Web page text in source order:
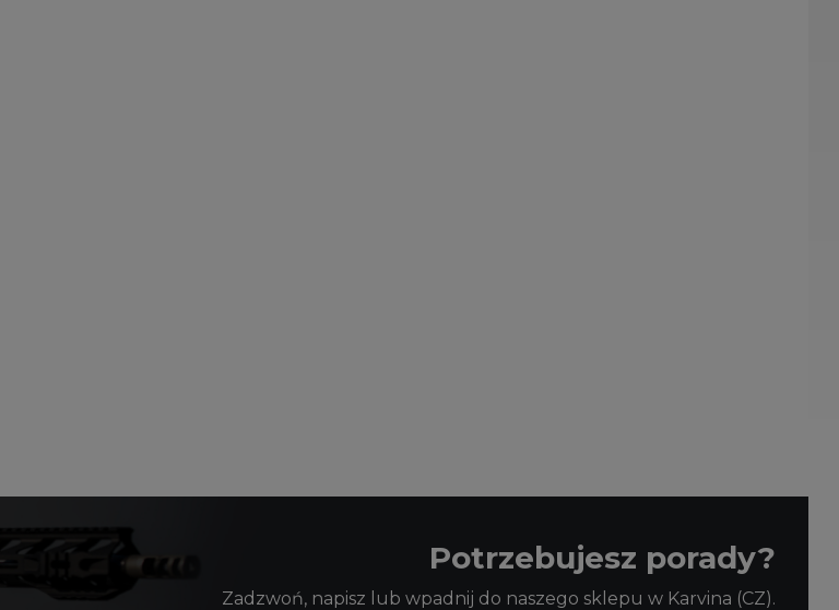
Potrzebujesz porady?
Zadzwoń, napisz lub wpadnij do naszego sklepu w Karvina (CZ).